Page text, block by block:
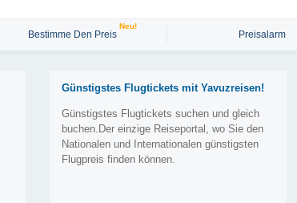
Bestimme Den Preis
Neu!
Preisalarm
Günstigstes Flugtickets mit Yavuzreisen!
Günstigstes Flugtickets suchen und gleich
buchen.Der einzige Reiseportal, wo Sie den
Nationalen und Internationalen günstigsten
Flugpreis finden können.